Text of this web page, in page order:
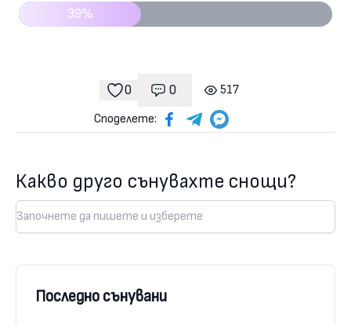
39%
0
харесвания
0
Коментари
517
гледания
Споделете:
Какво друго сънувахте снощи?
Последно сънувани